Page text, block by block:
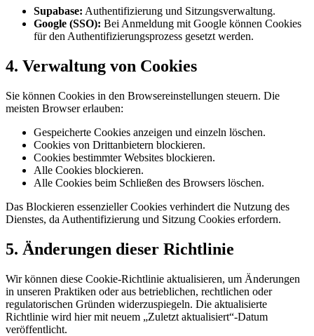
Supabase: Authentifizierung und Sitzungsverwaltung.
Google (SSO): Bei Anmeldung mit Google können Cookies
für den Authentifizierungsprozess gesetzt werden.
4. Verwaltung von Cookies
Sie können Cookies in den Browsereinstellungen steuern. Die
meisten Browser erlauben:
Gespeicherte Cookies anzeigen und einzeln löschen.
Cookies von Drittanbietern blockieren.
Cookies bestimmter Websites blockieren.
Alle Cookies blockieren.
Alle Cookies beim Schließen des Browsers löschen.
Das Blockieren essenzieller Cookies verhindert die Nutzung des
Dienstes, da Authentifizierung und Sitzung Cookies erfordern.
5. Änderungen dieser Richtlinie
Wir können diese Cookie-Richtlinie aktualisieren, um Änderungen
in unseren Praktiken oder aus betrieblichen, rechtlichen oder
regulatorischen Gründen widerzuspiegeln. Die aktualisierte
Richtlinie wird hier mit neuem „Zuletzt aktualisiert“-Datum
veröffentlicht.